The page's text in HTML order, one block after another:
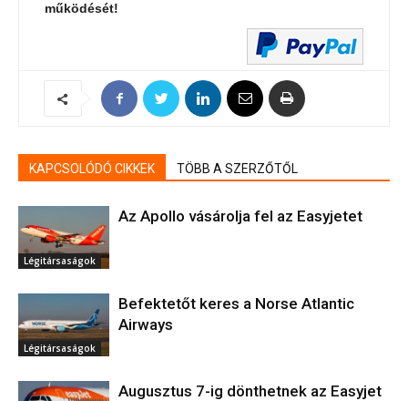
működését!
KAPCSOLÓDÓ CIKKEK TÖBB A SZERZŐTŐL
Légitársaságok
Az Apollo vásárolja fel az Easyjetet
Légitársaságok
Befektetőt keres a Norse Atlantic
Airways
Augusztus 7-ig dönthetnek az Easyjet